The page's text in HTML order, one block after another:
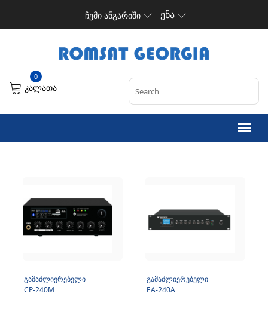
ჩემი ანგარიში ენა
0
კალათა
გამაძლიერებელი
CP-240M
გამაძლიერებელი
EA-240A